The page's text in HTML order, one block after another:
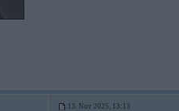
13. Nov 2025, 13:13